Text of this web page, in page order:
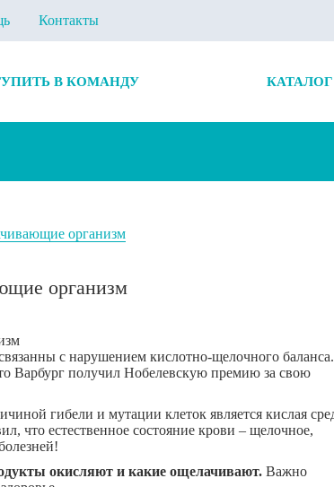
Контакты
В КОМАНДУ КАТАЛОГ
организм
организм
с нарушением кислотно-щелочного
Варбург получил Нобелевскую премию за свою
гибели и мутации клеток является кислая
что естественное состояние крови – щелочное,
окисляют и какие ощелачивают. Важно